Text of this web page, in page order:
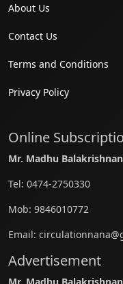
About Us
Contact Us
Terms and Conditions
Privacy Policy
Online
Mr. Madhu
Tel: 0474-2750330
Mob: 9846010772
Email:
Advertisement